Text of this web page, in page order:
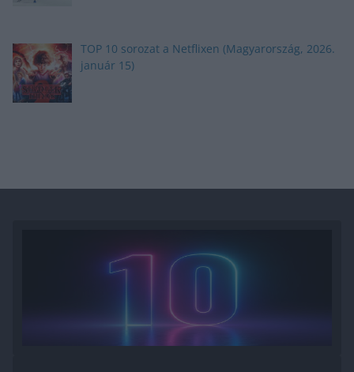
TOP 10 sorozat a Netflixen (Magyarország, 2026.
január 15)